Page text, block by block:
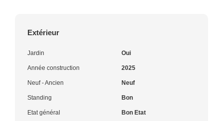
Extérieur
Jardin Oui
Année construction 2025
Neuf - Ancien Neuf
Standing Bon
Etat général Bon Etat